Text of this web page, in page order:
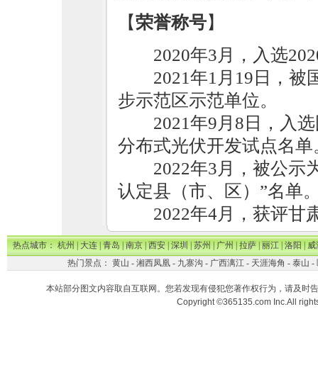
【荣誉称号】
2020年3月，入选
2021年1月19日，被
步示范区示范单位。
2021年9月8日，入
分布式光伏开发试点名单
2022年3月，被公示
认定县（市、区）”名单
2022年4月，获评甘
热点城市：杭州|大连|青岛|南京|西安|深圳|苏州|广州|拉萨|丽江|洛阳|威
热门景点： 黄山 - 湘西凤凰- 九寨沟 - 广西漓江- 天涯海角 - 泰山 -
本站部分图文内容取自互联网。您若发现有侵犯您著作权行为，请及时
Copyright ©365135.com Inc.All